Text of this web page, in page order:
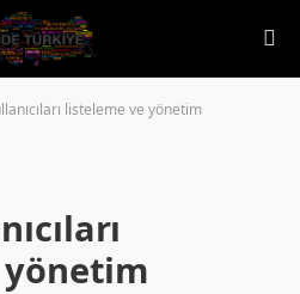
listeleme ve yönetim